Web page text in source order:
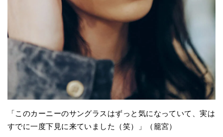
「このカーニーのサングラスはずっと気になっていて、実は
すでに一度下見に来ていました（笑）」（籠宮）